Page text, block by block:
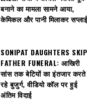
बनाने का मामला सामने आया,
केमिकल और पानी मिलाकर सप्लाई
SONIPAT DAUGHTERS SKIP
FATHER FUNERAL: आखिरी
सांस तक बेटियों का इंतजार करते
रहे बुजुर्ग, वीडियो कॉल पर हुई
अंतिम विदाई